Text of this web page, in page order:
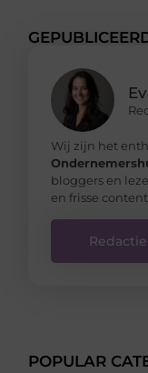
Wij zijn het
bloggers en
en frisse content.
POPULAR